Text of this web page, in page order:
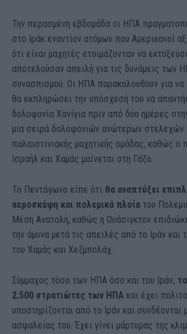
Την περασμένη εβδομάδα οι ΗΠΑ
στο Ιράκ εναντίον ατόμων που Αμερικανοί
ότι είναι μαχητές ετοιμάζονταν να
αποτελούσαν απειλή για τις δυνάμεις των
συνασπισμού. Οι ΗΠΑ παρακολουθούν για να
θα εκπληρώσει την υπόσχεσή του να
δολοφονία Χανίγια πριν από δύο ημέρες
μια σειρά δολοφονιών ανώτερων στελεχών
παλαιστινιακής μαχητικής ομάδας, καθώς ο
Ισραήλ και Χαμάς μαίνεται στη Γάζα.
Το Πεντάγωνο είπε ότι θα αναπτύξει
αεροσκάφη και πολεμικά πλοία του
Μέση Ανατολή, καθώς η Ουάσιγκτον
την άμυνα μετά τις απειλές από το Ιράν και
του Χαμάς και Χεζμπολάχ.
Σύμμαχος τόσο των ΗΠΑ όσο και του Ιράν,
2.500 στρατιώτες των ΗΠΑ και έχει
υποστηρίζονται από το Ιράν και συνδέονται
ασφαλείας του. Έχει γίνει μάρτυρας της